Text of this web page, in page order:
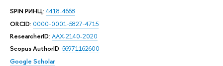
SPIN РИНЦ:4418-4668
ORCID: 0000-0001-5827-4715
ResearcherID: AAX-2140-2020
Scopus AuthorID: 56971162600
Google Scholar